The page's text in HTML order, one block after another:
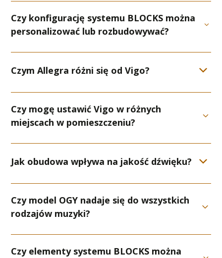
Czy konfigurację systemu BLOCKS można
personalizować lub rozbudowywać?
Czym Allegra różni się od Vigo?
Czy mogę ustawić Vigo w różnych
miejscach w pomieszczeniu?
Jak obudowa wpływa na jakość dźwięku?
Czy model OGY nadaje się do wszystkich
rodzajów muzyki?
Czy elementy systemu BLOCKS można